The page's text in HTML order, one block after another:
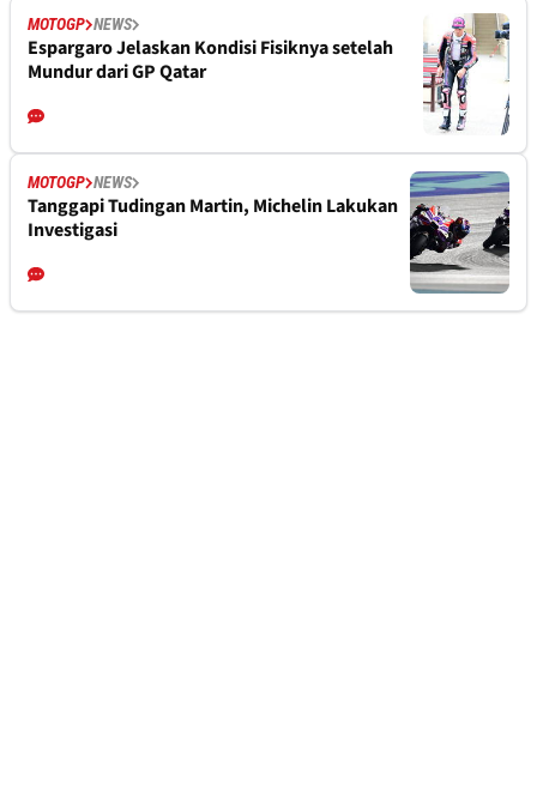
MOTOGP NEWS
Espargaro Jelaskan Kondisi Fisiknya setelah
Mundur dari GP Qatar
MOTOGP NEWS
Tanggapi Tudingan Martin, Michelin Lakukan
Investigasi